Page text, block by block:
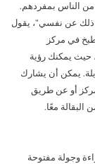
بمفردهم.
نفسي"، يقول
في مركز
رؤية
أن يشارك
عن طريق
مفتوحة